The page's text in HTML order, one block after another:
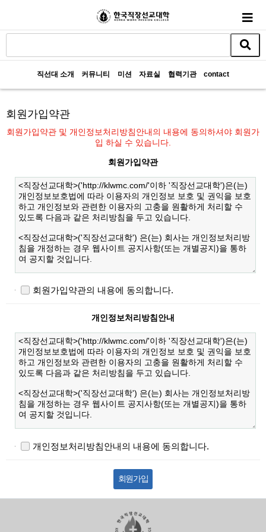
직선대 소개 커뮤니티 미션 자료실 협력기관 contact
회원가입약관
회원가입약관 및 개인정보처리방침안내의 내용에 동의하셔야 회원가
입 하실 수 있습니다.
회원가입약관
회원가입약관의 내용에 동의합니다.
개인정보처리방침안내
개인정보처리방침안내의 내용에 동의합니다.